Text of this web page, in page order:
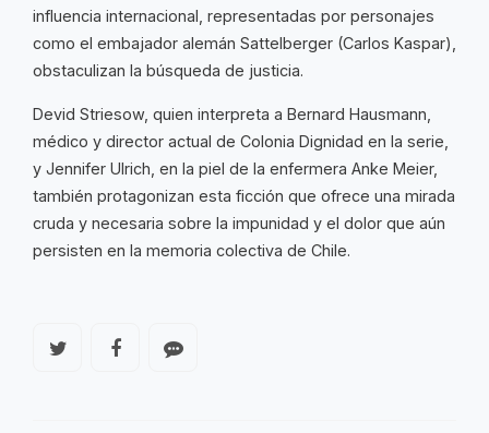
influencia internacional, representadas por personajes
como el embajador alemán Sattelberger (Carlos Kaspar),
obstaculizan la búsqueda de justicia.
Devid Striesow, quien interpreta a Bernard Hausmann,
médico y director actual de Colonia Dignidad en la serie,
y Jennifer Ulrich, en la piel de la enfermera Anke Meier,
también protagonizan esta ficción que ofrece una mirada
cruda y necesaria sobre la impunidad y el dolor que aún
persisten en la memoria colectiva de Chile.